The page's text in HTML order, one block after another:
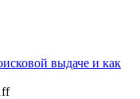
выдаче и как